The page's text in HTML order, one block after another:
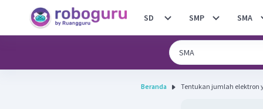
SD SMP SMA
Beranda Tentukan jumlah elektron